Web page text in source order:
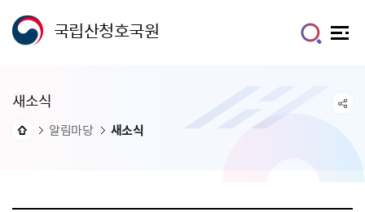
국립산청호국원
새소식
알림마당 새소식